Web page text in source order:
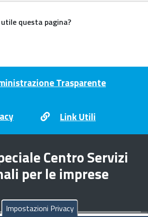
questa pagina?
Trasparente
Link Utili
Centro Servizi
per le imprese
Impostazioni Privacy